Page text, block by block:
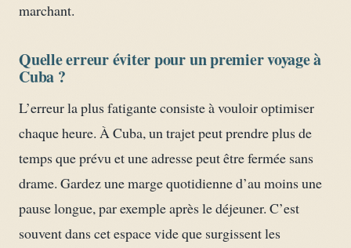
marchant.
Quelle erreur éviter pour un premier voyage à
Cuba ?
L’erreur la plus fatigante consiste à vouloir optimiser
chaque heure. À Cuba, un trajet peut prendre plus de
temps que prévu et une adresse peut être fermée sans
drame. Gardez une marge quotidienne d’au moins une
pause longue, par exemple après le déjeuner. C’est
souvent dans cet espace vide que surgissent les